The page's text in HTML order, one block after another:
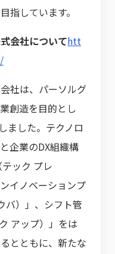
指しています。
会社についてhtt
社は、パーソルグ
創造を目的とし
ました。テクノロ
企業のDX組織構
ック プレ
イノベーションプ
バ）」、シフト管
アップ）」をは
とともに、新たな